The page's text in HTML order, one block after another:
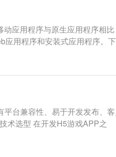
应用程序与原生应用程序相
用程序和安装式应用程序。
台兼容性、易于开发发布、
术选型 在开发H5游戏APP之